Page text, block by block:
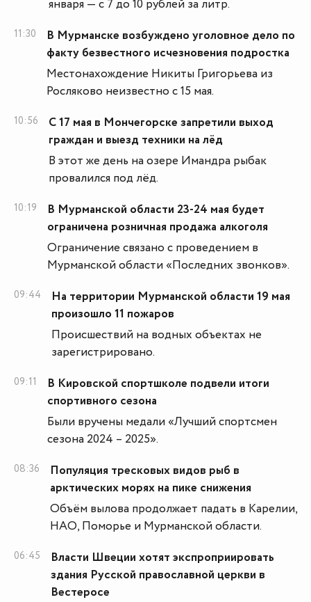
января — с 7 до 10 рублей за литр.
11:30
В Мурманске возбуждено уголовное дело по
факту безвестного исчезновения подростка
Местонахождение Никиты Григорьева из
Росляково неизвестно с 15 мая.
10:56
С 17 мая в Мончегорске запретили выход
граждан и выезд техники на лёд
В этот же день на озере Имандра рыбак
провалился под лёд.
10:19
В Мурманской области 23-24 мая будет
ограничена розничная продажа алкоголя
Ограничение связано с проведением в
Мурманской области «Последних звонков».
09:44
На территории Мурманской области 19 мая
произошло 11 пожаров
Происшествий на водных объектах не
зарегистрировано.
09:11
В Кировской спортшколе подвели итоги
спортивного сезона
Были вручены медали «Лучший спортсмен
сезона 2024 – 2025».
08:36
Популяция тресковых видов рыб в
арктических морях на пике снижения
Объём вылова продолжает падать в Карелии,
НАО, Поморье и Мурманской области.
06:45
Власти Швеции хотят экспроприировать
здания Русской православной церкви в
Вестеросе